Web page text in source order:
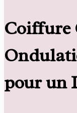
Coiffure
pour un